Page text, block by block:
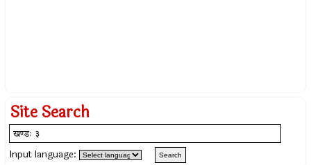
Site Search
Input language: